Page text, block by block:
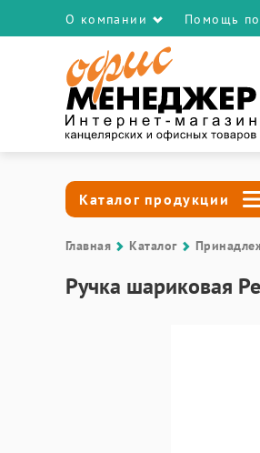
О компании Помощь
Каталог продукции
Главная Каталог
Ручка шариковая